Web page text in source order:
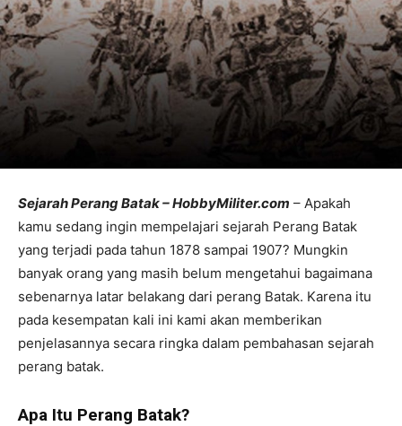
Sejarah Perang Batak – HobbyMiliter.com – Apakah
kamu sedang ingin mempelajari sejarah Perang Batak
yang terjadi pada tahun 1878 sampai 1907? Mungkin
banyak orang yang masih belum mengetahui bagaimana
sebenarnya latar belakang dari perang Batak. Karena itu
pada kesempatan kali ini kami akan memberikan
penjelasannya secara ringka dalam pembahasan sejarah
perang batak.
Apa Itu Perang Batak?